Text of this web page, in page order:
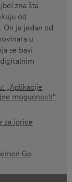
zna šta
od
On je jedan od
u
se bavi
„Aplikacije
mogućnosti“
za igrice
Go